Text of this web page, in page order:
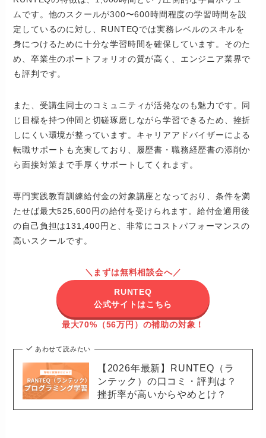
ムです。他のスクールが300〜600時間程度の学習時間を設
定しているのに対し、RUNTEQでは実務レベルのスキルを
身につけるために十分な学習時間を確保しています。そのた
め、卒業生のポートフォリオの質が高く、エンジニア業界で
も評判です。
また、受講生同士のコミュニティが活発なのも魅力です。同
じ目標を持つ仲間と切磋琢磨しながら学習できるため、挫折
しにくい環境が整っています。キャリアアドバイザーによる
転職サポートも充実しており、履歴書・職務経歴書の添削か
ら面接対策まで手厚くサポートしてくれます。
専門実践教育訓練給付金の対象講座となっており、条件を満
たせば最大525,600円の給付を受けられます。給付金適用後
の自己負担は131,400円と、非常にコストパフォーマンスの
高いスクールです。
＼まずは無料相談会へ／
RUNTEQ
公式サイトはこちら
最大70%（56万円）の補助の対象！
あわせて読みたい
【2026年最新】RUNTEQ（ラ
ンテック）の口コミ・評判は？
挫折率が高いからやめとけ？